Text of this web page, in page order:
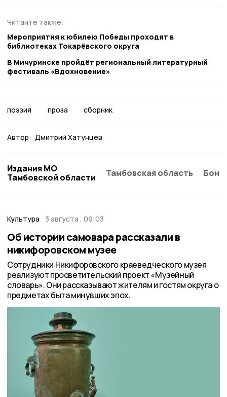
Читайте также:
Мероприятия к юбилею Победы проходят в
библиотеках Токарёвского округа
В Мичуринске пройдёт региональный литературный
фестиваль «Вдохновение»
поэзия проза сборник
Автор: Дмитрий Хатунцев
Издания МО
Тамбовской области
Тамбовская область
Культура 3 августа , 09:03
Об истории самовара рассказали в
никифоровском музее
Сотрудники Никифоровского краеведческого музея
реализуют просветительский проект «Музейный
словарь». Они рассказывают жителям и гостям округа о
предметах быта минувших эпох.